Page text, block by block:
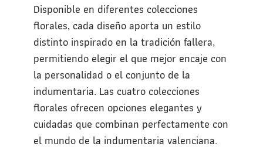
Disponible en diferentes colecciones
florales, cada diseño aporta un estilo
distinto inspirado en la tradición fallera,
permitiendo elegir el que mejor encaje con
la personalidad o el conjunto de la
indumentaria. Las cuatro colecciones
florales ofrecen opciones elegantes y
cuidadas que combinan perfectamente con
el mundo de la indumentaria valenciana.